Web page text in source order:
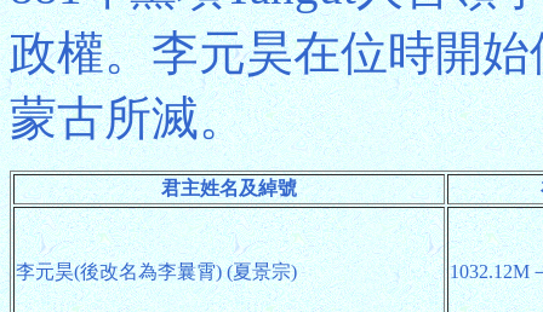
政權。李元昊在位時開
蒙古所滅。
君主姓名及綽號
李元昊(後改名為李曩霄) (夏景宗) 1032.12M